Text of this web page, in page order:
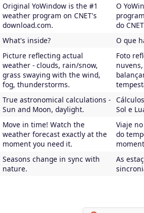
Original YoWindow is the #1
weather program on CNET's
download.com.
O
do
What's inside?
O que
Picture reflecting actual
weather - clouds, rain/snow,
grass swaying with the wind,
fog, thunderstorms.
Foto
True astronomical calculations -
Sun and Moon, daylight.
Sol e
Move in time! Watch the
weather forecast exactly at the
moment you need it.
Viaje
do
Seasons change in sync with
nature.
As